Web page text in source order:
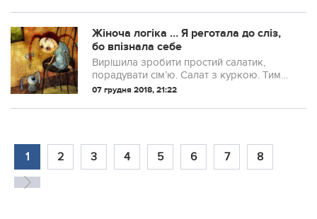
голову наділи лисий перуку.
Жіноча логіка … Я реготала до сліз,
бо впізнала себе
Вирішила зробити простий салатик,
порадувати сім’ю. Салат з куркою. Тим
більше як раз залишилося трохи
не їсть. У салат цей потрібні ананаси.
07 грудня 2018, 21:22
1 2 3 4 5 6 7 8